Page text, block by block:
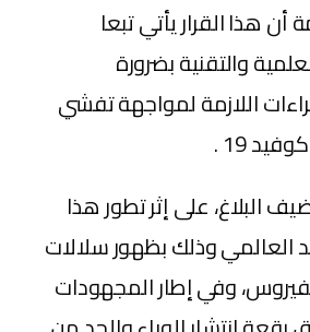
أن هذا القرار يأتي تبعا
والتقنية بضرورة
اللازمة لمواجهة تفشي
19 .
البلاغ، على إثر تطور هذا
العالمي وذلك بظهور سلالات
وفي إطار المجهودات